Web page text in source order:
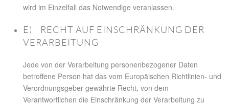
wird im Einzelfall das Notwendige veranlassen.
E) RECHT AUF EINSCHRÄNKUNG DER
VERARBEITUNG
Jede von der Verarbeitung personenbezogener Daten
betroffene Person hat das vom Europäischen Richtlinien- und
Verordnungsgeber gewährte Recht, von dem
Verantwortlichen die Einschränkung der Verarbeitung zu